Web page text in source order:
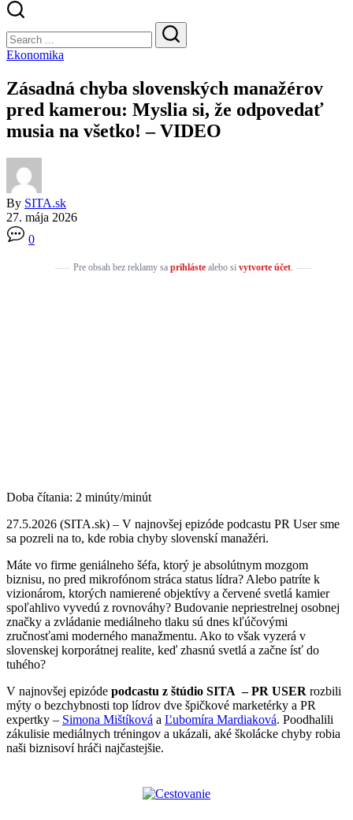
Search
Search
Ekonomika
Zásadná chyba slovenských manažérov
pred kamerou: Myslia si, že odpovedať
musia na všetko! – VIDEO
By SITA.sk
27. mája 2026
0
Pre obsah bez reklamy sa prihlástealebo si vytvorte účet.
Doba čítania: 2 minúty/minút
27.5.2026 (SITA.sk) – V najnovšej epizóde podcastu PR User sme
sa pozreli na to, kde robia chyby slovenskí manažéri.
Máte vo firme geniálneho šéfa, ktorý je absolútnym mozgom
biznisu, no pred mikrofónom stráca status lídra? Alebo patríte k
vizionárom, ktorých namierené objektívy a červené svetlá kamier
spoľahlivo vyvedú z rovnováhy? Budovanie nepriestrelnej osobnej
značky a zvládanie mediálneho tlaku sú dnes kľúčovými
zručnosťami moderného manažmentu. Ako to však vyzerá v
slovenskej korporátnej realite, keď zhasnú svetlá a začne ísť do
tuhého?
V najnovšej epizóde podcastu z štúdio SITA – PR USER rozbili
mýty o bezchybnosti top lídrov dve špičkové marketérky a PR
expertky – Simona Mištíková a Ľubomíra Mardiaková. Poodhalili
zákulisie mediálnych tréningov a ukázali, aké školácke chyby robia
naši biznisoví hráči najčastejšie.